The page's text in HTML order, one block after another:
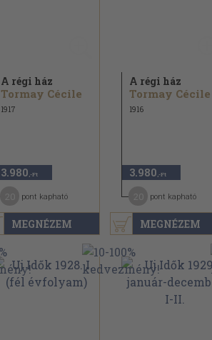
MEGNÉZEM
A régi ház
Tormay Cécile
1917
3.980 ,-Ft
pont kapható
MEGNÉZEM
A régi ház
Tormay Cécile
1916
3.980 ,-Ft
pont kapható